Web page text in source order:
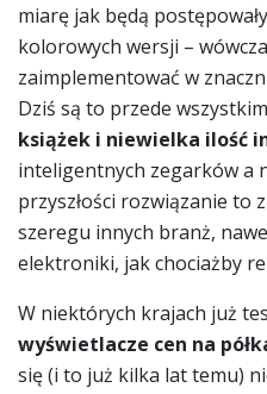
miarę jak będą
kolorowych wersji –
zaimplementować w
Dziś są to przede wszystkim
książek i niewielka ilość
inteligentnych zegarków a
przyszłości rozwiązanie to
szeregu innych branż,
elektroniki, jak chociażby
W niektórych krajach już
wyświetlacze cen na
się (i to już kilka lat temu)